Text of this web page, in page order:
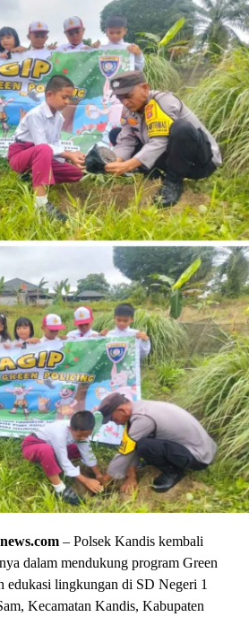
– Polsek Kandis kembali
dalam mendukung program Green
edukasi lingkungan di SD Negeri 1
Kecamatan Kandis, Kabupaten